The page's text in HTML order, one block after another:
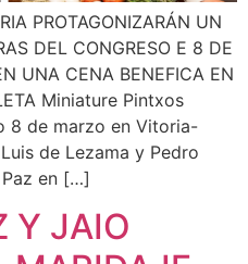
PROTAGONIZARÁN UN
DEL CONGRESO E 8 DE
UNA CENA BENEFICA EN
Miniature Pintxos
8 de marzo en Vitoria-
de Lezama y Pedro
en […]
Y JAIO